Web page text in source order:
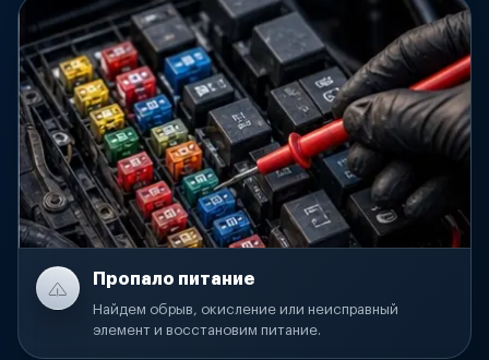
Пропало питание
Найдем обрыв, окисление или неисправный
элемент и восстановим питание.